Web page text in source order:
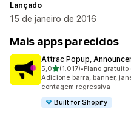
Lançado
15 de janeiro de 2016
Mais apps parecidos
Attrac Popup,
5,0de 5 estrelas
(1.017)
1017 avaliações ao todo
•Plano gratuito
Adicione barra, banner,
contagem regressiva
Built for Shopify